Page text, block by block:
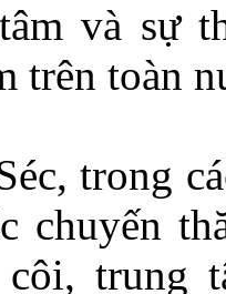
và sự
trên toàn
trong
chuyến
trung